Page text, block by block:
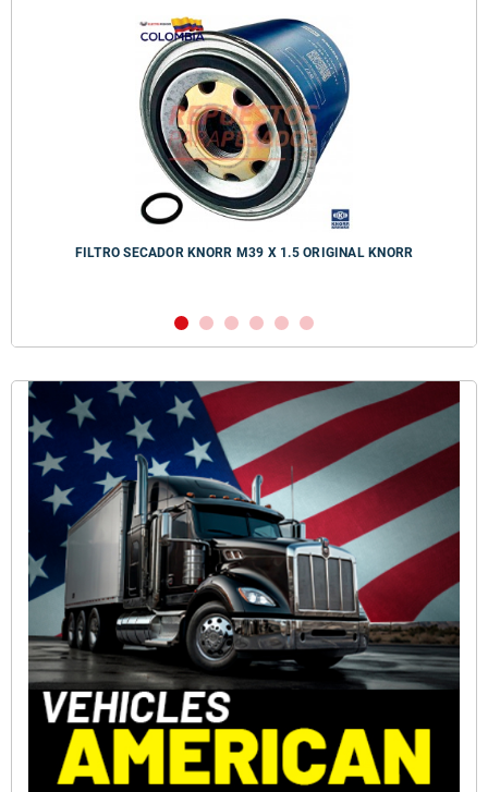
FILTRO SECADOR KNORR M39 X 1.5 ORIGINAL KNORR